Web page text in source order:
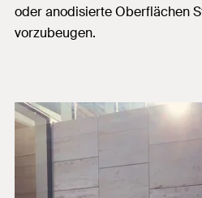
oder anodisierte Oberflächen
vorzubeugen.